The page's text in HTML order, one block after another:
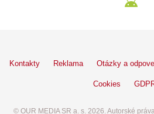
Kontakty Reklama Otázky a
Cookies
© OUR MEDIA SR a. s. 2026. Autorské